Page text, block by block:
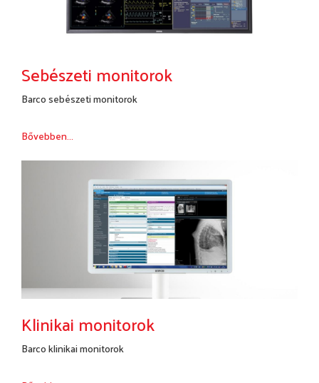
Sebészeti monitorok
Barco sebészeti monitorok
Bővebben...
Klinikai monitorok
Barco klinikai monitorok